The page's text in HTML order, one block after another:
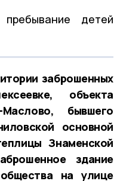
детей
заброшенных
объекта
бывшего
основной
Знаменской
здание
на улице